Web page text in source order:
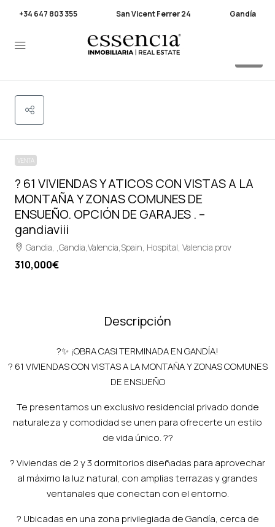
+34 647 803 355 San Vicent Ferrer 24 Gandía
VENTA
? 61 VIVIENDAS Y ATICOS CON VISTAS A LA
MONTAÑA Y ZONAS COMUNES DE
ENSUEÑO. OPCIÓN DE GARAJES . –
gandiaviii
Gandia, ,Gandia,Valencia,Spain, Hospital, Valencia prov
310,000€
Descripción
?️✨ ¡OBRA CASI TERMINADA EN GANDÍA!
? 61 VIVIENDAS CON VISTAS A LA MONTAÑA Y ZONAS COMUNES
DE ENSUEÑO
Te presentamos un exclusivo residencial privado donde
naturaleza y comodidad se unen para ofrecerte un estilo
de vida único. ??️
? Viviendas de 2 y 3 dormitorios diseñadas para aprovechar
al máximo la luz natural, con amplias terrazas y grandes
ventanales que conectan con el entorno.
? Ubicadas en una zona privilegiada de Gandía, cerca de